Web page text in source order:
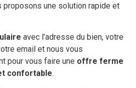
proposons une solution rapide et
avec l’adresse du bien, votre
email et nous vous
pour vous faire une offre ferme
confortable.